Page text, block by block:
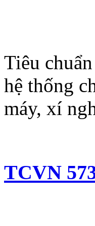
Tiêu
hệ thống
máy, xí
TCVN